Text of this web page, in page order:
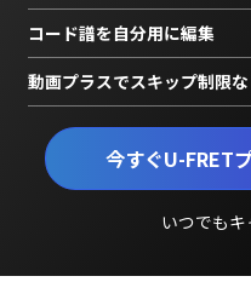
今すぐU-FRET
いつでも
コード譜を自分用に編集
動画プラスでスキップ制限